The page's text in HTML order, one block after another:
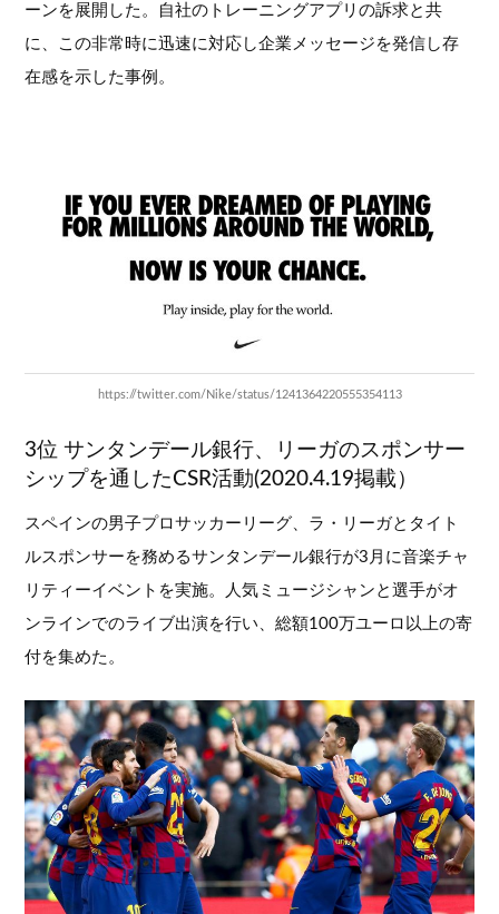
ーンを展開した。自社のトレーニングアプリの訴求と共
に、この非常時に迅速に対応し企業メッセージを発信し存
在感を示した事例。
https://twitter.com/Nike/status/1241364220555354113
3位 サンタンデール銀行、リーガのスポンサー
シップを通したCSR活動(2020.4.19掲載）
スペインの男子プロサッカーリーグ、ラ・リーガとタイト
ルスポンサーを務めるサンタンデール銀行が3月に音楽チャ
リティーイベントを実施。人気ミュージシャンと選手がオ
ンラインでのライブ出演を行い、総額100万ユーロ以上の寄
付を集めた。